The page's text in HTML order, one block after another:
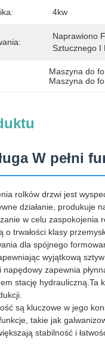
4kw
Naprawiono
Sztucznego I
Maszyna do
Maszyna do
W pełni
rolków drzwi jest
działanie, produkuje
w celu zaspokojenia
o trwałości klasy
dla spójnego
wyjątkową
zapewnia
stację
są kluczowe w jego
takie jak
stabilność i